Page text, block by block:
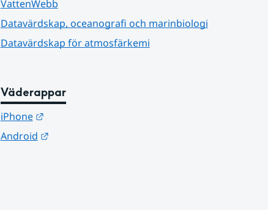
VattenWebb
Datavärdskap, oceanografi och marinbiologi
Datavärdskap för atmosfärkemi
Väderappar
iPhone
Länk till annan webbplats.
Android
Länk till annan webbplats.